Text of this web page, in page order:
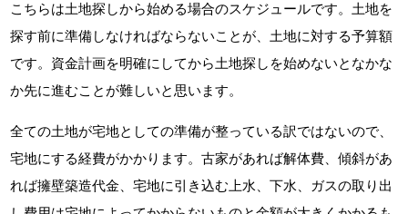
こちらは土地探しから始める場合のスケジュールです。土地を
探す前に準備しなければならないことが、土地に対する予算額
です。資金計画を明確にしてから土地探しを始めないとなかな
か先に進むことが難しいと思います。
全ての土地が宅地としての準備が整っている訳ではないので、
宅地にする経費がかかります。古家があれば解体費、傾斜があ
れば擁壁築造代金、宅地に引き込む上水、下水、ガスの取り出